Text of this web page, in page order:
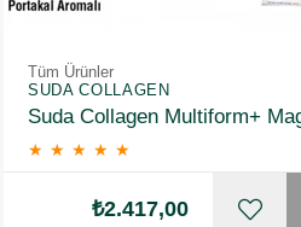
Tüm Ürünler
SUDA COLLAGEN
★ ★ ★ ★ ★
₺2.417,00